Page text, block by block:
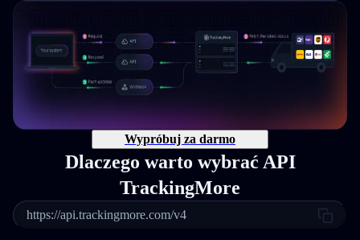
Wypróbuj za darmo
Dlaczego warto wybrać API
TrackingMore
https://api.trackingmore.com/v4